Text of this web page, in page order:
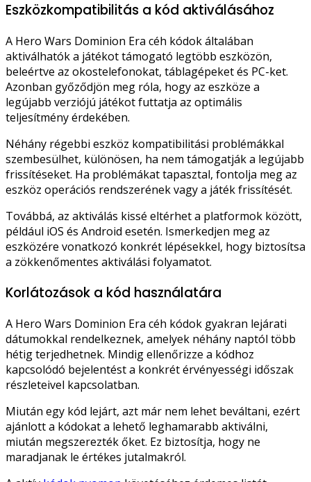
Eszközkompatibilitás a kód aktiválásához
A Hero Wars Dominion Era céh kódok általában
aktiválhatók a játékot támogató legtöbb eszközön,
beleértve az okostelefonokat, táblagépeket és PC-ket.
Azonban győződjön meg róla, hogy az eszköze a
legújabb verziójú játékot futtatja az optimális
teljesítmény érdekében.
Néhány régebbi eszköz kompatibilitási problémákkal
szembesülhet, különösen, ha nem támogatják a legújabb
frissítéseket. Ha problémákat tapasztal, fontolja meg az
eszköz operációs rendszerének vagy a játék frissítését.
Továbbá, az aktiválás kissé eltérhet a platformok között,
például iOS és Android esetén. Ismerkedjen meg az
eszközére vonatkozó konkrét lépésekkel, hogy biztosítsa
a zökkenőmentes aktiválási folyamatot.
Korlátozások a kód használatára
A Hero Wars Dominion Era céh kódok gyakran lejárati
dátumokkal rendelkeznek, amelyek néhány naptól több
hétig terjedhetnek. Mindig ellenőrizze a kódhoz
kapcsolódó bejelentést a konkrét érvényességi időszak
részleteivel kapcsolatban.
Miután egy kód lejárt, azt már nem lehet beváltani, ezért
ajánlott a kódokat a lehető leghamarabb aktiválni,
miután megszerezték őket. Ez biztosítja, hogy ne
maradjanak le értékes jutalmakról.